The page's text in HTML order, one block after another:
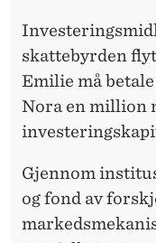
skattebyrden
Emilie må
Nora en million
Gjennom
og fond av